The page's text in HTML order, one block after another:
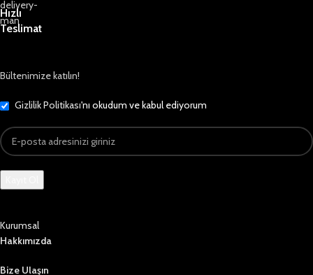
Hızlı
Teslimat
Bültenimize katılın!
Gizlilik Politikası'nı okudum ve kabul ediyorum
Kurumsal
Hakkımızda
Bize Ulaşın